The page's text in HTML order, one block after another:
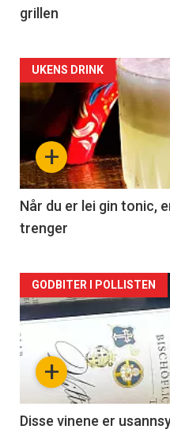
grillen
Forsiden
akkurat
nå
-
2
+
UKENS DRINK
Når du er lei gin tonic,
trenger
Forsiden
akkurat
nå
3
+
GODBITER I POLLISTEN
Disse vinene er